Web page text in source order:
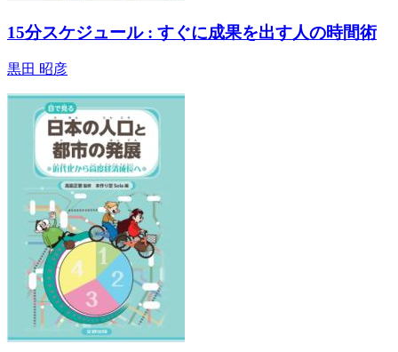
15分スケジュール : すぐに成果を出す人の時間術
黒田 昭彦